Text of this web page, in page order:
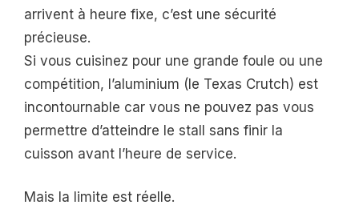
arrivent à heure fixe, c’est une sécurité
précieuse.
Si vous cuisinez pour une grande foule ou une
compétition, l’aluminium (le Texas Crutch) est
incontournable car vous ne pouvez pas vous
permettre d’atteindre le stall sans finir la
cuisson avant l’heure de service.
Mais la limite est réelle.